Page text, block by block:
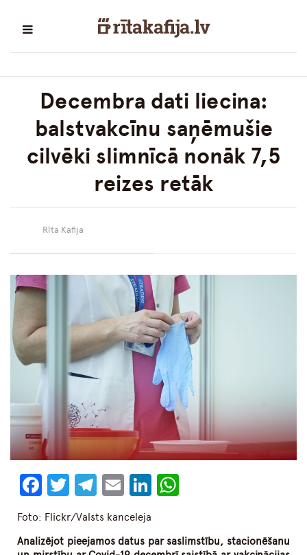
Decembra dati liecina:
balstvakcīnu saņēmušie
cilvēki slimnīcā nonāk 7,5
reizes retāk
Rīta Kafija
Facebook
Twitter
Telegram
EmailLinkedIn
Foto: Flickr/Valsts kanceleja
Analizējot pieejamos datus par saslimstību, stacionēšanu